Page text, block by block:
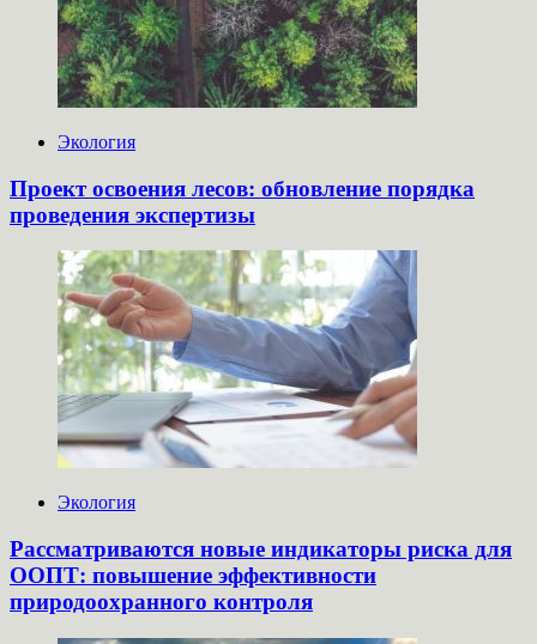
Экология
Проект освоения лесов: обновление порядка
проведения экспертизы
Экология
Рассматриваются новые индикаторы риска для
ООПТ: повышение эффективности
природоохранного контроля